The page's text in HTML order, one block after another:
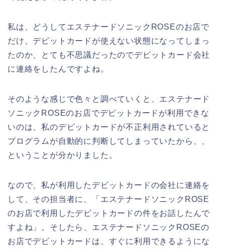
私は、どうしてエステナードソニックROSEのお店で
だけ、デビットカードが使えない状態になってしまっ
たのか、とても不思議だったのでデビットカード会社
に連絡をしたんですよね。
そのような感じで色々と調べていくと、エステナード
ソニックROSEのお店でデビットカードが利用できな
いのは、私のデビットカードが不正利用されていると
プログラムが自動的に判断してしまっていたから、、
ということが分かりました。
なので、私が利用したデビットカードの会社に連絡を
して、その担当者に、「エステナードソニックROSE
のお店で利用したデビットカードの件をお話したんで
すよね」。そしたら、エステナードソニックROSEの
お店でデビットカードは、すぐに利用できるようにな